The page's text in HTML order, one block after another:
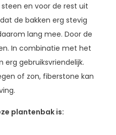
en voor de rest uit
de bakken erg stevig
lang mee. Door de
In combinatie met het
gebruiksvriendelijk.
of zon, fiberstone kan
plantenbak is: